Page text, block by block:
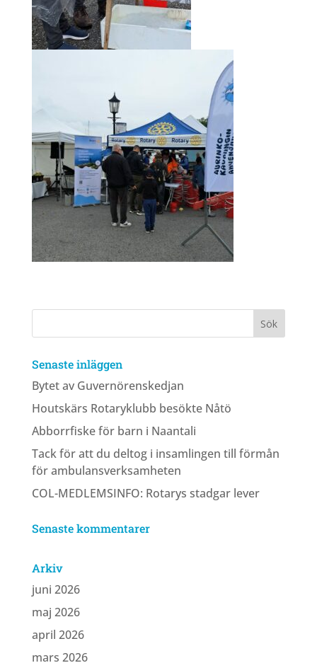
Senaste inläggen
Bytet av Guvernörenskedjan
Houtskärs Rotaryklubb besökte Nåtö
Abborrfiske för barn i Naantali
Tack för att du deltog i insamlingen till förmån
för ambulansverksamheten
COL-MEDLEMSINFO: Rotarys stadgar lever
Senaste kommentarer
Arkiv
juni 2026
maj 2026
april 2026
mars 2026